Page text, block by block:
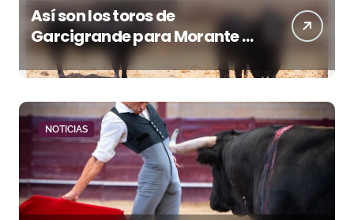
Así son los toros de
Garcigrande para Morante y
Manzanares en Illumbe
(Vídeo e imágenes desde el
campo)
NOTICIAS